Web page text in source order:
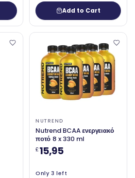
Add to Cart
NUTREND
Nutrend BCAA ενεργειακό
ποτό 8 x 330 ml
£15,95
Only 3 left